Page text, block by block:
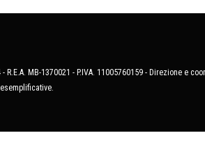
MB-1370021 - P.IVA. 11005760159 - Direzione e